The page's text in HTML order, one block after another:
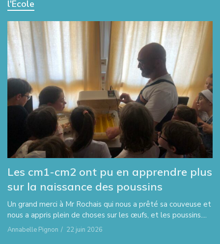
l'Ecole
Les cm1-cm2 ont pu en apprendre plus
sur la naissance des poussins
Un grand merci à Mr Rochais qui nous a prêté sa couveuse et
nous a appris plein de choses sur les œufs, et les poussins....
Annabelle Pignon / 22 juin 2026